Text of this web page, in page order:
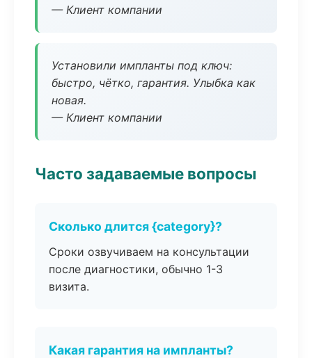
— Клиент компании
Установили импланты под ключ:
быстро, чётко, гарантия. Улыбка как
новая.
— Клиент компании
Часто задаваемые вопросы
Сколько длится {category}?
Сроки озвучиваем на консультации
после диагностики, обычно 1-3
визита.
Какая гарантия на импланты?